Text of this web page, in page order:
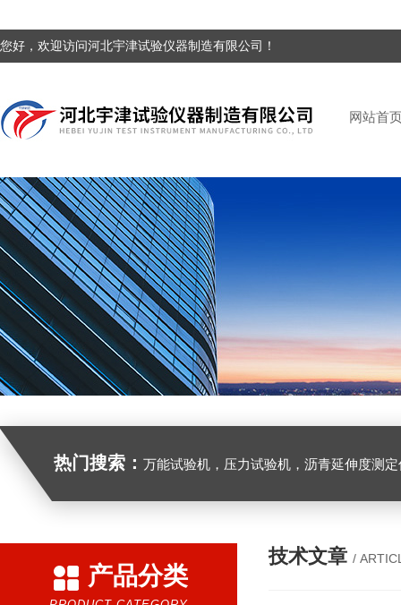
您好，欢迎访问河北宇津试验仪器制造有限公司！
网站首
热门搜索： 万能试验机，压力试验机，沥青延伸度测定仪，沥青混合料拌合机，全自动沥青混合料离心式抽提仪，马歇尔电动
产品分类
技术文章 /